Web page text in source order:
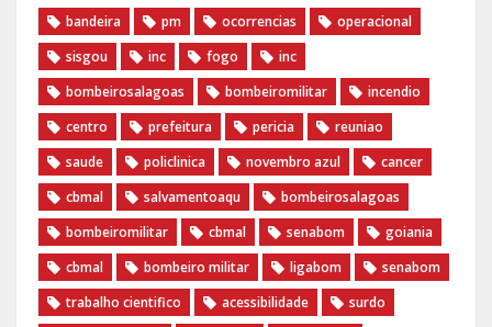
bandeira
pm ocorrencias
operacional
sisgou
inc fogo
inc
bombeirosalagoas
bombeiromilitar
incendio
centro
prefeitura pericia
reuniao
saude
policlinica novembro azul
cancer
cbmal
salvamentoaqu
bombeirosalagoas
bombeiromilitar
cbmal senabom
goiania
cbmal
bombeiro militar ligabom
senabom
trabalho cientifico
acessibilidade
surdo